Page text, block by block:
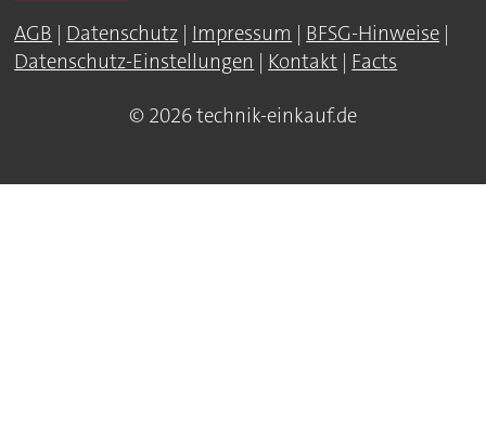
AGB | Datenschutz | Impressum | BFSG-Hinweise |
Datenschutz-Einstellungen | Kontakt | Facts
© 2026 technik-einkauf.de